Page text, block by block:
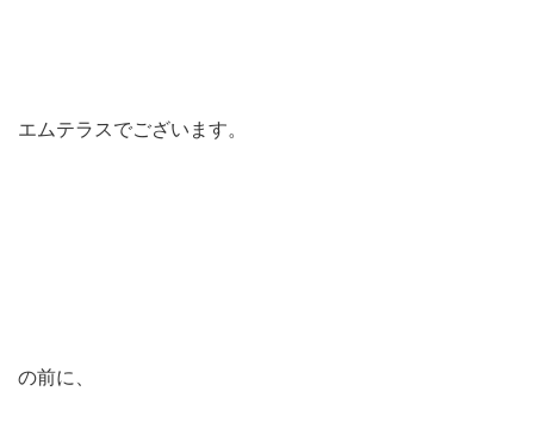
エムテラスでございます。
の前に、